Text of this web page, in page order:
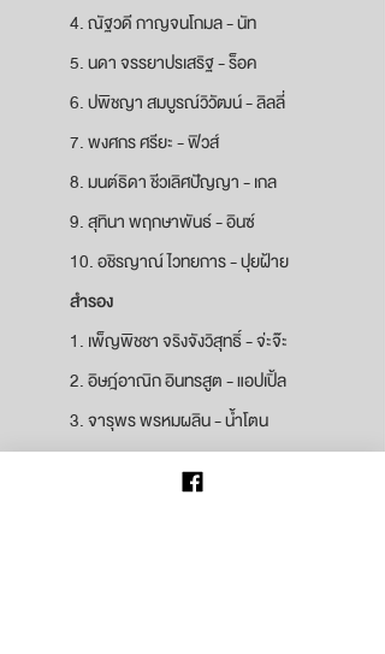
4. ณัฐวดี กาญจนโกมล - นัท
5. นดา จรรยาปรเสริฐ - ร็อค
6. ปพิชญา สมบูรณ์วิวัฒน์ - ลิลลี่
7. พงศกร ศรียะ - ฟิวส์
8. มนต์ธิดา ชีวเลิศปัญญา - เกล
9. สุทินา พฤกษาพันธ์ - อินซ์
10. อชิรญาณ์ ไวทยการ - ปุยฝ้าย
สำรอง
1. เพ็ญพิชชา จริงจังวิสุทธิ์ - จ่ะจ๊ะ
2. อิษฎ์อาณิก อินทรสูต - แอปเปิ้ล
3. จารุพร พรหมผลิน - น้ำโตน